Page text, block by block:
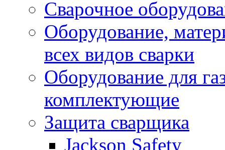
Сварочное
Оборудование,
всех видов сварки
Оборудование для
комплектующие
Защита сварщика
Jackson Safety